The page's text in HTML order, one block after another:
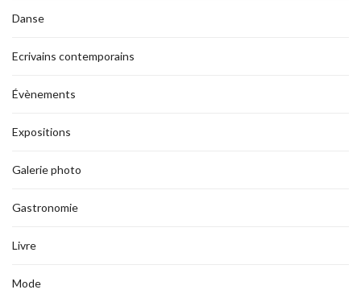
Danse
Ecrivains contemporains
Évènements
Expositions
Galerie photo
Gastronomie
Livre
Mode